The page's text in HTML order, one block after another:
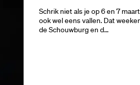
Schrik niet als je op 6 en 7
ook wel eens vallen. Dat
de Schouwburg en d…